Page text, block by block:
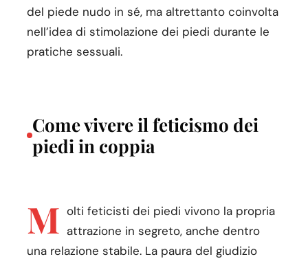
del piede nudo in sé, ma altrettanto coinvolta
nell’idea di stimolazione dei piedi durante le
pratiche sessuali.
Come vivere il feticismo dei
piedi in coppia
M olti feticisti dei piedi vivono la propria
attrazione in segreto, anche dentro
una relazione stabile. La paura del giudizio